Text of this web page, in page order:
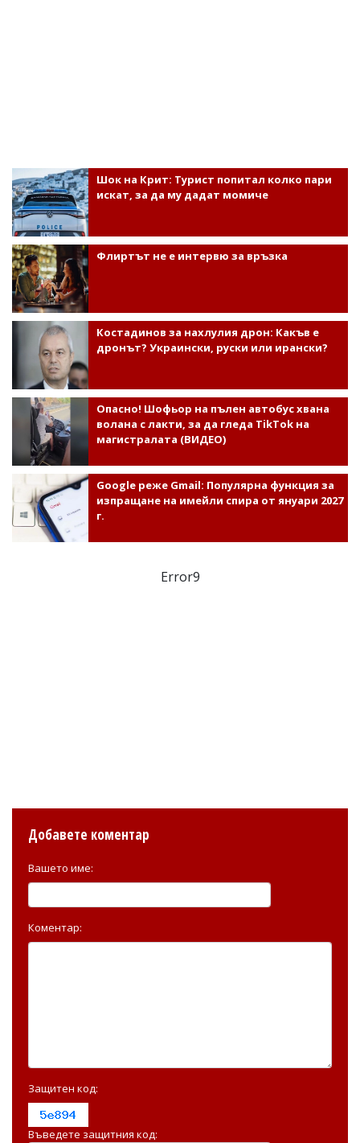
Шок на Крит: Турист попитал колко пари
искат, за да му дадат момиче
Флиртът не е интервю за връзка
Костадинов за нахлулия дрон: Какъв е
дронът? Украински, руски или ирански?
Опасно! Шофьор на пълен автобус хвана
волана с лакти, за да гледа TikTok на
магистралата (ВИДЕО)
Google реже Gmail: Популярна функция за
изпращане на имейли спира от януари 2027
г.
Error9
Добавете коментар
Вашето име:
Коментар:
Защитен код:
Въведете защитния код: